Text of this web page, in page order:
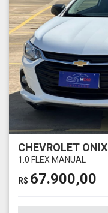
CHEVROLET ONIX
1.0 FLEX MANUAL
R$ 67.900,00